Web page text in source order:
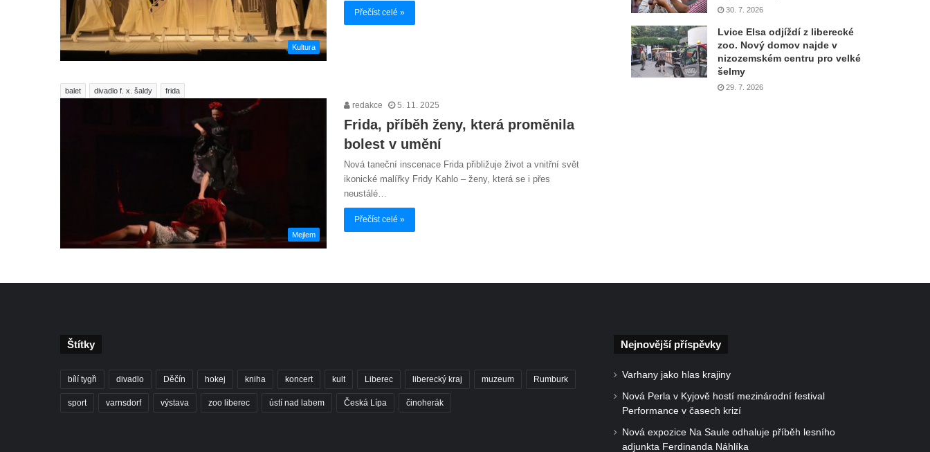
Kultura
Přečíst celé »
balet divadlo f. x. šaldy frida
Mejlem
redakce 5. 11. 2025
Frida, příběh ženy, která proměnila
bolest v umění
Nová taneční inscenace Frida přibližuje život a vnitřní svět
ikonické malířky Fridy Kahlo – ženy, která se i přes
neustálé…
Přečíst celé »
30. 7. 2026
Lvice Elsa odjíždí z liberecké
zoo. Nový domov najde v
nizozemském centru pro velké
šelmy
29. 7. 2026
Štítky
bílí tygři divadlo Děčín hokej kniha koncert kult Liberec liberecký kraj muzeum Rumburk
sport varnsdorf výstava zoo liberec ústí nad labem Česká Lípa činoherák
Nejnovější příspěvky
Varhany jako hlas krajiny
Nová Perla v Kyjově hostí mezinárodní festival
Performance v časech krizí
Nová expozice Na Saule odhaluje příběh lesního
adjunkta Ferdinanda Náhlíka